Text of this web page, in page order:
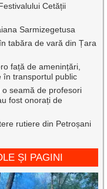
Cetății
Sarmizegetusa
tabăra de vară din Țara
față de amenințări,
în transportul public
seamă de profesori
fost onorați de
rutiere din Petroșani
ȘI PAGINI